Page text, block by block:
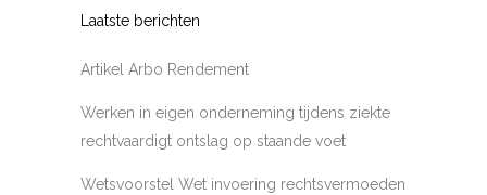
Laatste berichten
Artikel Arbo Rendement
Werken in eigen onderneming tijdens ziekte
rechtvaardigt ontslag op staande voet
Wetsvoorstel Wet invoering rechtsvermoeden